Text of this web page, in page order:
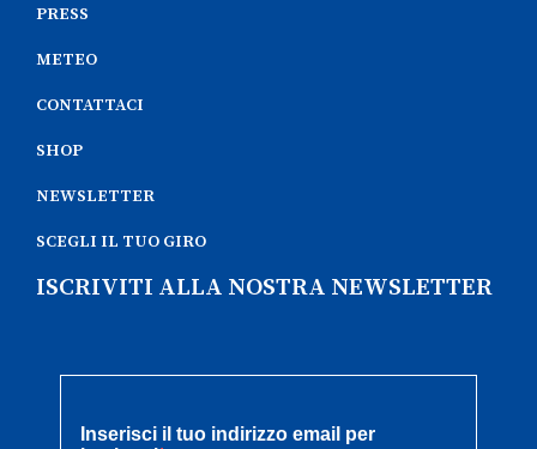
PRESS
METEO
CONTATTACI
SHOP
NEWSLETTER
SCEGLI IL TUO GIRO
ISCRIVITI ALLA NOSTRA NEWSLETTER